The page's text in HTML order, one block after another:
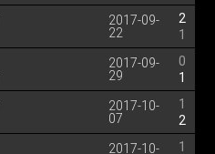
2017-09-
22
2
1
2017-09-
29
0
1
2017-10-
07
1
2
2017-10-
1